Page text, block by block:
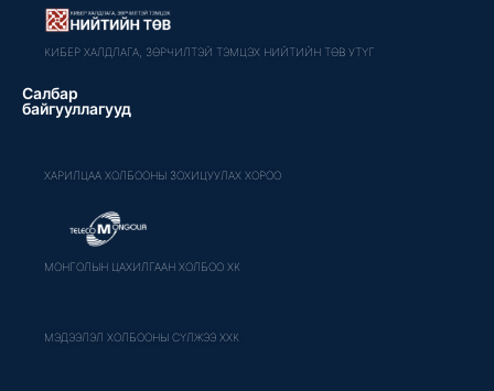
КИБЕР ХАЛДЛАГА, ЗӨРЧИЛТЭЙ ТЭМЦЭХ НИЙТИЙН ТӨВ УТҮГ
Салбар
байгууллагууд
ХАРИЛЦАА ХОЛБООНЫ ЗОХИЦУУЛАХ ХОРОО
МОНГОЛЫН ЦАХИЛГААН ХОЛБОО ХК
МЭДЭЭЛЭЛ ХОЛБООНЫ СҮЛЖЭЭ ХХК